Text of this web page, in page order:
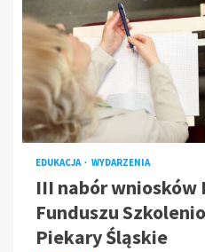
EDUKACJA WYDARZENIA
III nabór wniosków
Funduszu
Piekary Śląskie